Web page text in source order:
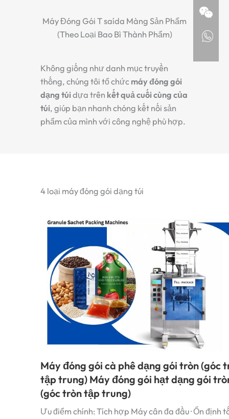
Máy Đóng Gói T saída Màng Sản Phẩm
(Theo Loại Bao Bì Thành Phẩm)
Không giống như danh mục truyền
thống, chúng tôi tổ chức máy đóng gói
dạng túidựa trên kết quả cuối cùng của
túi, giúp bạn nhanh chóng kết nối sản
phẩm của mình với công nghệ phù hợp.
4 loại máy đóng gói dạng túi
Máy đóng gói cà phê dạng gói tròn (góc
tập trung) Máy đóng gói hạt dạng gói
(góc tròn tập trung)
Ưu điểm chính: Tích hợp Máy cân đa đầu · Ổn định